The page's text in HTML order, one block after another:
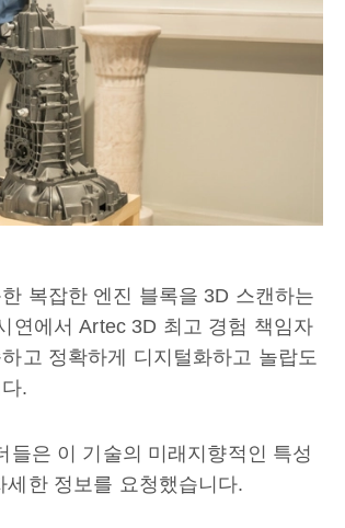
복잡한 엔진 블록을 3D 스캔하는
연에서 Artec 3D 최고 경험 책임자
고 정확하게 디지털화하고 놀랍도
.
들은 이 기술의 미래지향적인 특성
한 정보를 요청했습니다.